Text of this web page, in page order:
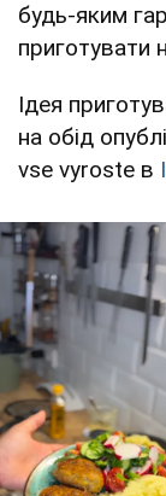
будь-яким
приготувати
Ідея
на обід
vse vyroste в